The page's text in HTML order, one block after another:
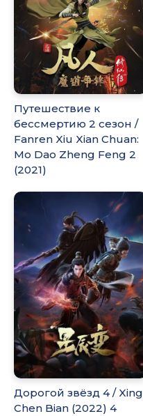
Путешествие к
бессмертию 2 сезон /
Fanren Xiu Xian Chuan:
Mo Dao Zheng Feng 2
(2021)
Дорогой звёзд 4 / Xing
Chen Bian (2022) 4